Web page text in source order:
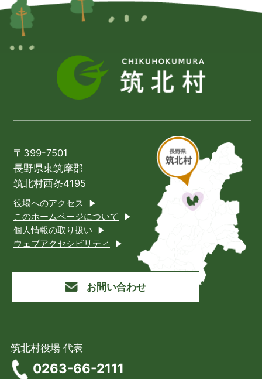
〒399-7501
長野県東筑摩郡
筑北村西条4195
役場へのアクセス
このホームページについて
個人情報の取り扱い
ウェブアクセシビリティ
お問い合わせ
筑北村役場 代表
0263-66-2111